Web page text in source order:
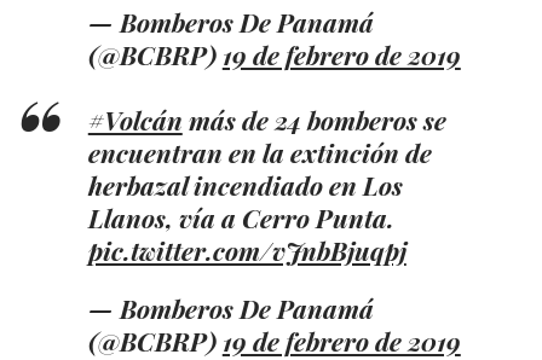
— Bomberos De Panamá
(@BCBRP) 19 de febrero de 2019
#Volcán más de 24 bomberos se
encuentran en la extinción de
herbazal incendiado en Los
Llanos, vía a Cerro Punta.
pic.twitter.com/vJnbBjuqpj
— Bomberos De Panamá
(@BCBRP) 19 de febrero de 2019